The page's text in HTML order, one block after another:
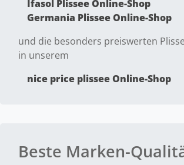
Ifasol Plissee Online-Shop
Germania Plissee Online-Shop
und die besonders preiswerten
in unserem
nice price plissee Online-Shop
Beste Marken-